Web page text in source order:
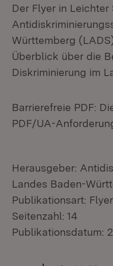
Der Flyer in
Württemberg
Überblick über die
Diskriminierung im
Barrierefreie PDF:
PDF/UA-
Herausgeber:
Landes Baden-
Publikationsart: Flyer
Seitenzahl: 14
Publikationsdatum: